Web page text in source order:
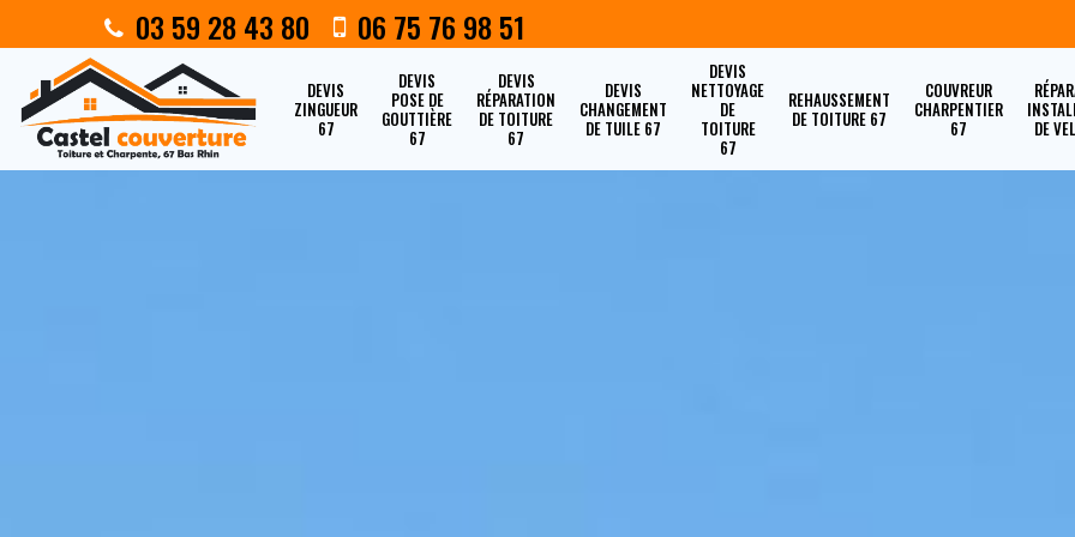
03 59 28 43 80 06 75 76 98 51
DEVIS
ZINGUEUR
67
DEVIS
POSE DE
GOUTTIÈRE
67
DEVIS
RÉPARATION
DE TOITURE
67
DEVIS
CHANGEMENT
DE TUILE 67
DEVIS
NETTOYAGE
DE
TOITURE
67
REHAUSSEMENT
DE TOITURE 67
COUVREUR
CHARPENTIER
67
DE